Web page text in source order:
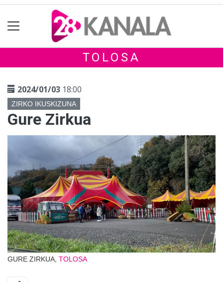
TOLOSA
2024/01/03 18:00
ZIRKO IKUSKIZUNA
Gure Zirkua
GURE ZIRKUA, TOLOSA